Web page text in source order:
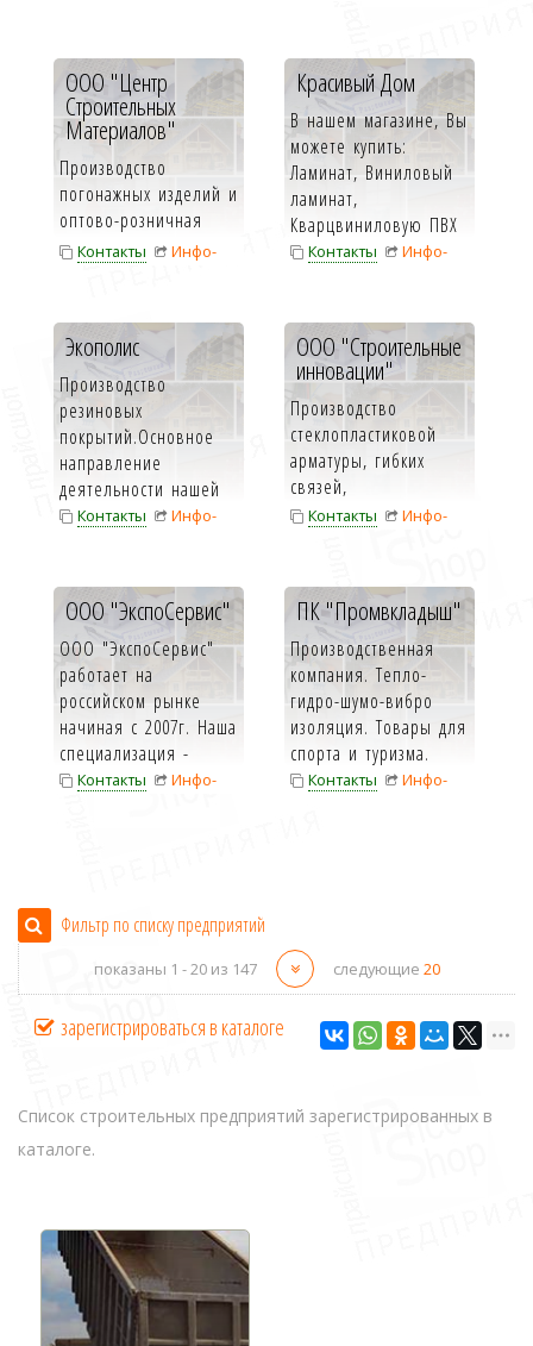
комп...
ООО "Центр
Строительных
Материалов"
Производство
погонажных изделий и
оптово-розничная
торговля
материалами: • &...
Контакты
Инфо-
Красивый Дом
В нашем магазине, Вы
можете купить:
Ламинат, Виниловый
ламинат,
Кварцвиниловую ПВХ
плитку, Паркетную...
Контакты
Инфо-
Экополис
Производство
резиновых
покрытий.Основное
направление
деятельности нашей
компании это укладка
Контакты
Инфо-
ООО "Строительные
инновации"
Производство
стеклопластиковой
арматуры, гибких
связей,
стеклопластиковой
Контакты
Инфо-
ООО "ЭкспоСервис"
ООО "ЭкспоСервис"
работает на
российском рынке
начиная с 2007г. Наша
специализация -
произ...
Контакты
Инфо-
ПК "Промвкладыш"
Производственная
компания. Тепло-
гидро-шумо-вибро
изоляция. Товары для
спорта и туризма.
Контакты
Инфо-
Фильтр по списку предприятий
показаны 1 -20 из 147 следующие 20
зарегистрироваться в каталоге
Список строительных предприятий зарегистрированных в
каталоге.